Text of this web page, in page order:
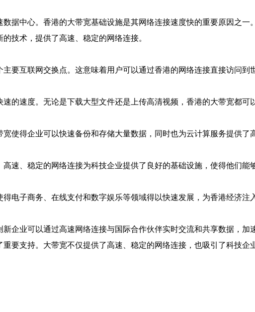
据中心。香港的大带宽基础设施是其网络连接速度快的重要原因之
技术，提供了高速、稳定的网络连接。
要互联网交换点。这意味着用户可以通过香港的网络连接直接访问到
的速度。无论是下载大型文件还是上传高清视频，香港的大带宽都可
使得企业可以快速备份和存储大量数据，同时也为云计算服务提供了
速、稳定的网络连接为科技企业提供了良好的基础设施，使得他们能
电子商务、在线支付和数字娱乐等领域得以快速发展，为香港经济注
企业可以通过高速网络连接与国际合作伙伴实时交流和共享数据，加
要支持。大带宽不仅提供了高速、稳定的网络连接，也吸引了科技